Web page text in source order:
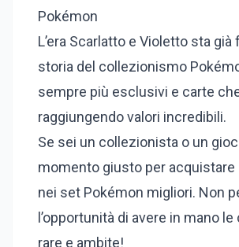
Pokémon
L’era Scarlatto e Violetto sta già
storia del collezionismo
sempre più esclusivi e carte
raggiungendo valori incredibili.
Se sei un collezionista o un
momento giusto per acquistare
nei set Pokémon migliori. Non
l’opportunità di avere in mano
rare e ambite!